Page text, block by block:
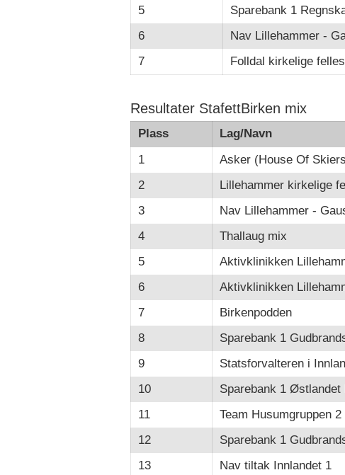
5
Sparebank 1
6
Nav Lillehammer -
7
Folldal kirkelige
Resultater StafettBirken mix
Plass Lag/Navn
1
Asker (House Of
2
Lillehammer kirkelige
3
Nav Lillehammer -
4
Thallaug mix
5
Aktivklinikken
6
Aktivklinikken
7
Birkenpodden
8
Sparebank 1
9
Statsforvalteren i
10
Sparebank 1 Østlandet
11
Team Husumgruppen 2
12
Sparebank 1
13
Nav tiltak Innlandet 1